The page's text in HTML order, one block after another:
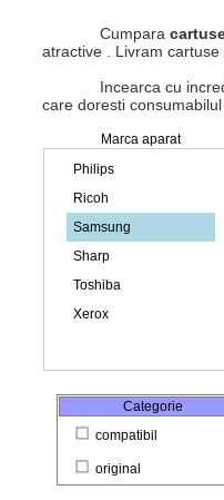
Cumpara
atractive . Livram
Incearca cu incredere
care doresti
Marca aparat
Categorie
compatibil
original